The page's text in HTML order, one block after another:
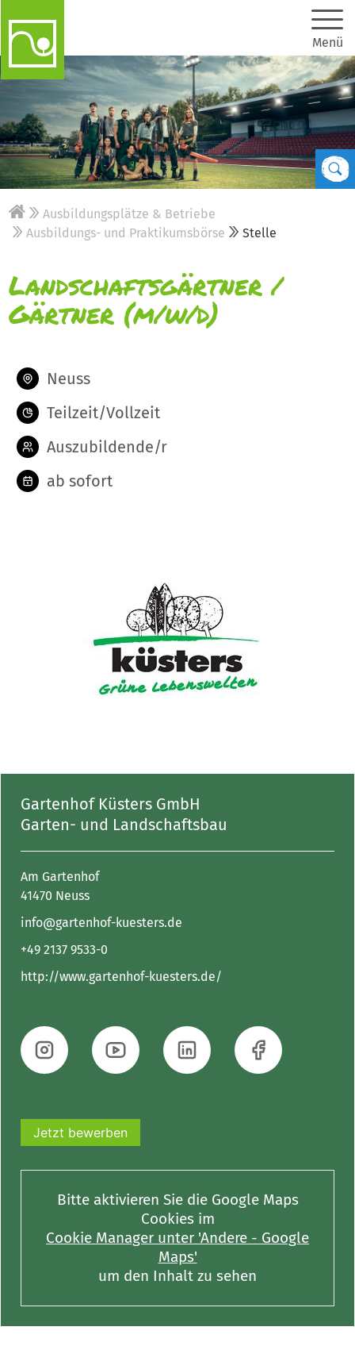
Menü
Ausbildungsplätze & Betriebe
Ausbildungs- und Praktikumsbörse
Stelle
Landschaftsgärtner /
Gärtner (m/w/d)
Neuss
Teilzeit/Vollzeit
Auszubildende/r
ab sofort
Gartenhof Küsters GmbH
Garten- und Landschaftsbau
Am Gartenhof
41470 Neuss
info@gartenhof-kuesters.de
+49 2137 9533-0
http://www.gartenhof-kuesters.de/
Jetzt bewerben
Bitte aktivieren Sie die Google Maps
Cookies im
Cookie Manager unter 'Andere - Google
Maps'
um den Inhalt zu sehen